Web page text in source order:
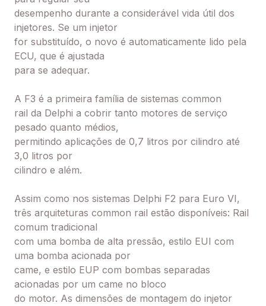
desempenho durante a considerável vida útil dos
injetores. Se um injetor
for substituído, o novo é automaticamente lido pela
ECU, que é ajustada
para se adequar.
A F3 é a primeira família de sistemas common
rail da Delphi a cobrir tanto motores de serviço
pesado quanto médios,
permitindo aplicações de 0,7 litros por cilindro até
3,0 litros por
cilindro e além.
Assim como nos sistemas Delphi F2 para Euro VI,
três arquiteturas common rail estão disponíveis: Rail
comum tradicional
com uma bomba de alta pressão, estilo EUI com
uma bomba acionada por
came, e estilo EUP com bombas separadas
acionadas por um came no bloco
do motor. As dimensões de montagem do injetor